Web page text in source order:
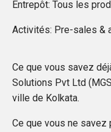
Entrepôt: Tous les
Activités: Pre-sales &
Ce que vous savez
Solutions Pvt Ltd
ville de Kolkata.
Ce que vous ne